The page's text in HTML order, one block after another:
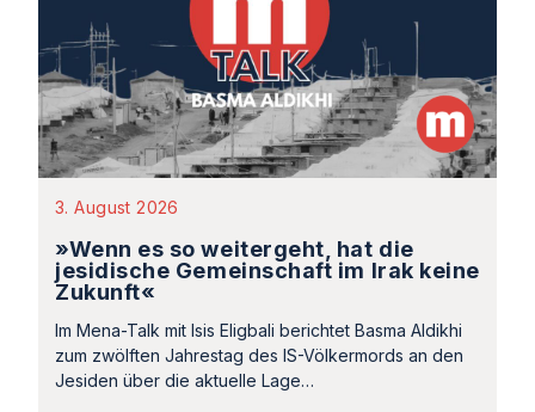
3. August 2026
»Wenn es so weitergeht, hat die
jesidische Gemeinschaft im Irak keine
Zukunft«
Im Mena-Talk mit Isis Eligbali berichtet Basma Aldikhi
zum zwölften Jahrestag des IS-Völkermords an den
Jesiden über die aktuelle Lage…